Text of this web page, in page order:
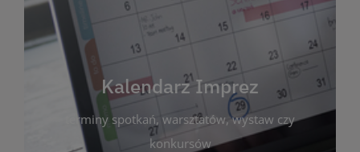
Kalendarz Imprez
terminy spotkań, warsztatów, wystaw czy
konkursów
Zakładka ta gromadzi wszystkie planowane
wydarzenia kulturalne i edukacyjne organizowane
przez bibliotekę. Możesz tu sprawdzić terminy
spotkań, warsztatów, wystaw czy konkursów.
Dzięki przejrzystemu kalendarzowi łatwo
zaplanujesz udział w interesujących Cię
wydarzeniach. Aktualizujemy harmonogram na